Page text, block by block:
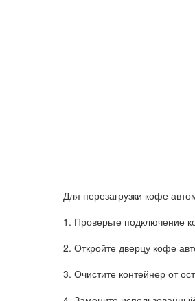
Для перезагрузки кофе
1. Проверьте подключение
2. Откройте дверцу кофе
3. Очистите контейнер от